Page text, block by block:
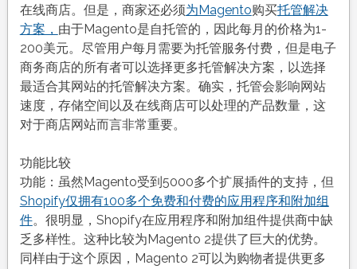
在线商店。但是，商家还必须为Magento购买托管解决
方案， 由于Magento是自托管的，因此每月的价格为1-
200美元。尽管用户每月需要为托管服务付费，但是电子
商务商店的所有者可以选择更多托管解决方案，以选择
最适合其网站的托管解决方案。确实，托管会影响网站
速度，存储空间以及在线商店可以处理的产品数量，这
对于商店网站而言非常重要。
功能比较
功能：虽然Magento受到5000多个扩展插件的支持，但
Shopify仅拥有100多个免费和付费的应用程序和附加组
件。很明显，Shopify在应用程序和附加组件提供商中缺
乏多样性。这种比较为Magento 2提供了巨大的优势。
同样由于这个原因，Magento 2可以为购物者提供更多